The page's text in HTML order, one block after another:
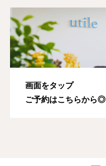
画面をタップ
ご予約はこちらから◎